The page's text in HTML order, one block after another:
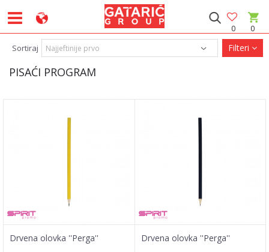
0
0
PISAĆI PROGRAM
Sortiraj Filteri
Drvena olovka ''Perga'' Drvena olovka ''Perga''